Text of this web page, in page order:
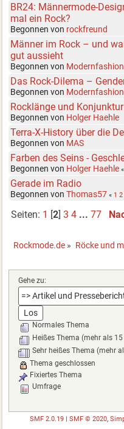
BR24: Männermode-
mal ein Rock?
Begonnen von rockfreund
Männer im Rock – und
gut aussieht
Begonnen von Modernfashion
Das Rock-Dilema –
Begonnen von Modernfashion
Rocklänge und Konjunktur
Begonnen von Holger Haehle
Terra-X-History über die
Begonnen von MAS
Farben des Seins -
Begonnen von Holger Haehle «
Gerade im Radio
Begonnen vonThomas57 « 1 2
Seiten: 1 [2] 3 4 ... 77
Rockmode.de » Röcke und
Gehe zu:
Normales Thema
Heißes Thema (mehr als
Sehr heißes Thema (mehr
Thema geschlossen
Fixiertes Thema
Umfrage
SMF 2.0.19 | SMF © 2020,